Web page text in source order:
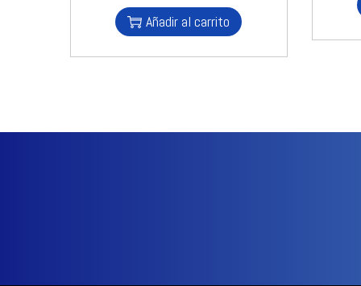
Añadir al carrito